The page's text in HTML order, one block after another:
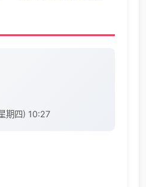
期四) 10:27